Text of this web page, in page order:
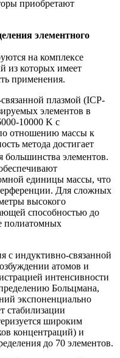
приобретают
элементного
на комплексе
из которых имеет
применения.
плазмой (ICP-
элементов в
10000 K с
отношению массы к
метода достигает
большинства элементов.
единицы массы, что
Для сложных
высокого
способностью до
полиатомных
с индуктивно-связанной
атомов и
интенсивности
Больцмана,
экспоненциально
стабилизации
широким
концентраций) и
до 70 элементов.